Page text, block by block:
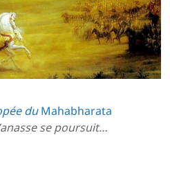
duMahabharata
se poursuit…